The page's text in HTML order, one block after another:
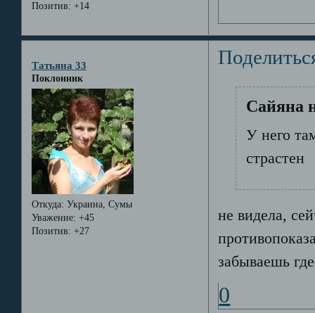
Позитив: +14
Татьяна 33
Поклонник
Откуда: Украина, Сумы
Уважение: +45
Позитив: +27
Сайяна
У него
страстен
не видела,
забываешь
0